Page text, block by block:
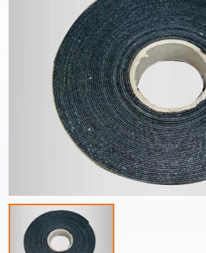
轧布可以降低因 贴缝后而引起的路面摩
推移或被车轮摩擦损耗。科技产品、质
落。良好的高低温性能。***特色的”自愈
对放射性裂缝及分又裂缝进行处理。施
人员也不用**培训。无材料浪费。材料
长就贴多长。 无设备投资。施工过程中
快。施工工艺简单，施工安全。